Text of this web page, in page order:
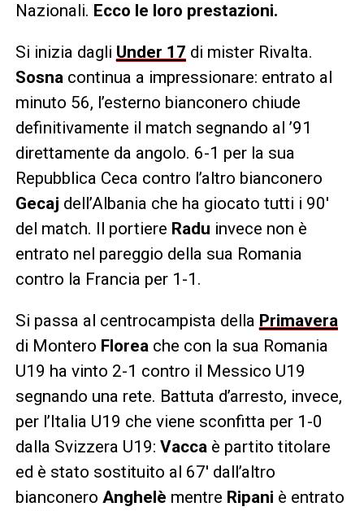
Nazionali. Ecco le loro prestazioni.
Si inizia dagli Under 17 di mister Rivalta.
Sosnacontinua a impressionare: entrato al
minuto 56, l’esterno bianconero chiude
definitivamente il match segnando al ’91
direttamente da angolo. 6-1 per la sua
Repubblica Ceca contro l’altro bianconero
Gecaj dell’Albania che ha giocato tutti i 90′
del match. Il portiere Radu invece non è
entrato nel pareggio della sua Romania
contro la Francia per 1-1.
Si passa al centrocampista della Primavera
di Montero Floreache con la sua Romania
U19 ha vinto 2-1 contro il Messico U19
segnando una rete. Battuta d’arresto, invece,
per l’Italia U19 che viene sconfitta per 1-0
dalla Svizzera U19: Vaccaè partito titolare
ed è stato sostituito al 67′ dall’altro
bianconero Anghelè mentre Ripani è entrato